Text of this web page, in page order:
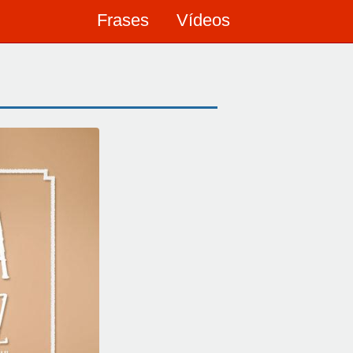
Frases Vídeos